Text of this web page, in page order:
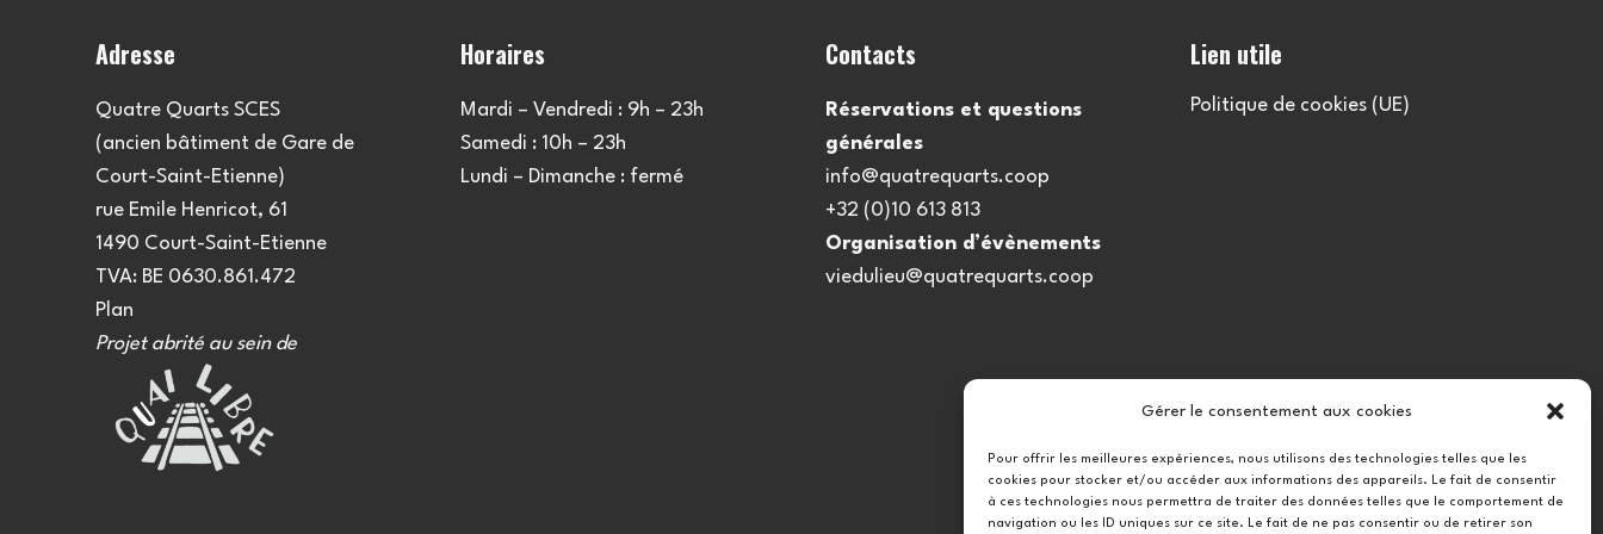
Gérer le consentement aux cookies
Pour offrir les meilleures expériences, nous utilisons des technologies telles que les
cookies pour stocker et/ou accéder aux informations des appareils. Le fait de consentir
à ces technologies nous permettra de traiter des données telles que le comportement de
navigation ou les ID uniques sur ce site. Le fait de ne pas consentir ou de retirer son
Adresse
Quatre Quarts SCES
(ancien bâtiment de Gare de
Court-Saint-Etienne)
rue Emile Henricot, 61
1490 Court-Saint-Etienne
TVA: BE 0630.861.472
Plan
Projet abrité au sein de
Horaires
Mardi – Vendredi : 9h – 23h
Samedi : 10h – 23h
Lundi – Dimanche : fermé
Contacts
Réservations et questions
générales
info@quatrequarts.coop
+32 (0)10 613 813
Organisation d’évènements
viedulieu@quatrequarts.coop
Lien utile
Politique de cookies (UE)